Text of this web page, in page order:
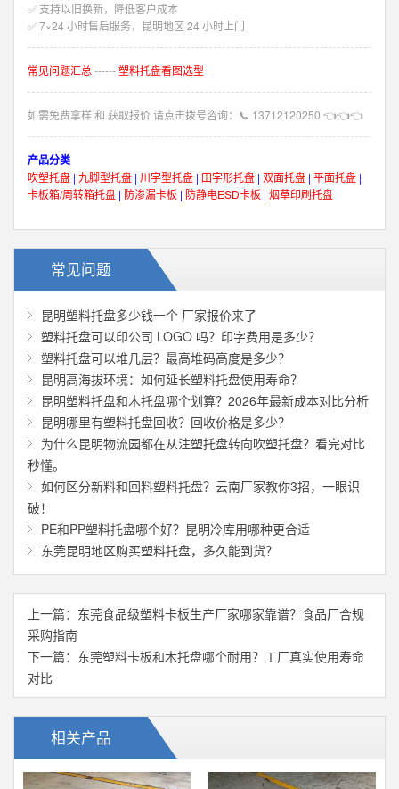
✅ 支持以旧换新，降低客户成本
✅ 7×24 小时售后服务，昆明地区 24 小时上门
常见问题汇总 ------塑料托盘看图选型
如需免费拿样 和 获取报价 请点击拨号咨询： 📞 13712120250 👈👈👈
产品分类
吹塑托盘 | 九脚型托盘 | 川字型托盘 | 田字形托盘 | 双面托盘 | 平面托盘 |
卡板箱/周转箱托盘 | 防渗漏卡板 | 防静电ESD卡板 | 烟草印刷托盘
常见问题
昆明塑料托盘多少钱一个 厂家报价来了
塑料托盘可以印公司 LOGO 吗？印字费用是多少？
塑料托盘可以堆几层？最高堆码高度是多少？
昆明高海拔环境：如何延长塑料托盘使用寿命？
昆明塑料托盘和木托盘哪个划算？2026年最新成本对比分析
昆明哪里有塑料托盘回收？回收价格是多少？
为什么昆明物流园都在从注塑托盘转向吹塑托盘？看完对比
秒懂。
如何区分新料和回料塑料托盘？云南厂家教你3招，一眼识
破！
PE和PP塑料托盘哪个好？昆明冷库用哪种更合适
东莞昆明地区购买塑料托盘，多久能到货？
上一篇： 东莞食品级塑料卡板生产厂家哪家靠谱？食品厂合规
采购指南
下一篇： 东莞塑料卡板和木托盘哪个耐用？工厂真实使用寿命
对比
相关产品